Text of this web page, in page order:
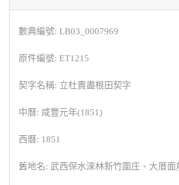
數典編號: LB03_0007969
原件編號: ET1215
契字名稱: 立杜賣盡根田契字
中曆: 咸豐元年(1851)
西曆: 1851
舊地名: 武西保水淶林新竹圍庄、大厝面